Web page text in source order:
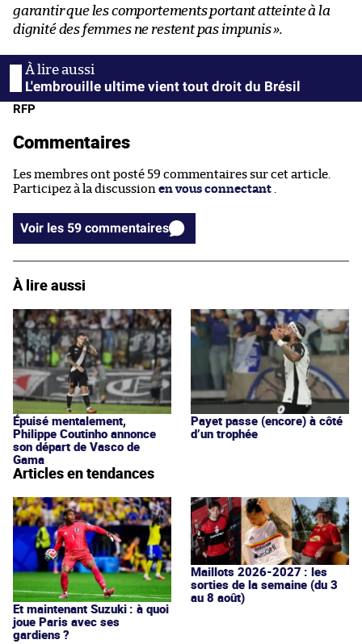
garantir que les comportements portant atteinte à la
dignité des femmes ne restent pas impunis ».
L'embrouille ultime vient tout droit du Brésil
RFP
Commentaires
Les membres ont posté 59 commentaires sur cet article.
Participez à la discussion en vous connectant
Voir les 59 commentaires
À lire aussi
Épuisé mentalement,
Philippe Coutinho annonce
son départ de Vasco de
Gama
Payet passe (encore) à côté
d’un trophée
Articles en tendances
Et maintenant Suzuki : à quoi
joue Paris avec ses
gardiens ?
Maillots 2026-2027 : les
sorties de la semaine (du 3
au 8 août)